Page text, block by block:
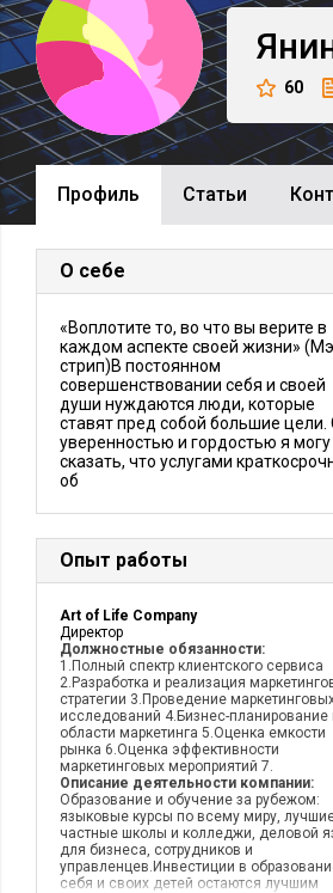
60
Профиль Cтатьи
О себе
«Воплотите то, во что вы верите в
каждом аспекте своей жизни»
стрип)В постоянном
совершенствовании себя и своей
души нуждаются люди, которые
ставят пред собой большие цели.
уверенностью и гордостью я могу
сказать, что услугами
об
Опыт работы
Art of Life Company
Директор
Должностные обязанности:
1.Полный спектр клиентского сервиса
2.Разработка и реализация
стратегии 3.Проведение
исследований 4.Бизнес-планирование
области маркетинга 5.Оценка емкости
рынка 6.Оценка эффективности
маркетинговых мероприятий 7.
Описание деятельности компании:
Образование и обучение за рубежом:
языковые курсы по всему миру,
частные школы и колледжи, деловой
для бизнеса, сотрудников и
управленцев.Инвестиции в
себя и своих детей остаются лучшим